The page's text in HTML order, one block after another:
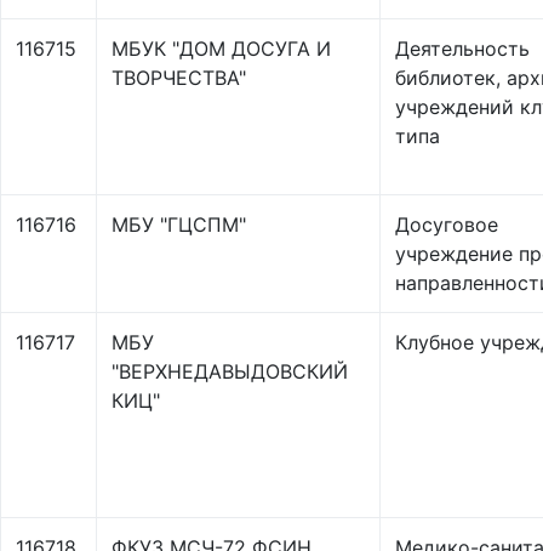
116715
МБУК "ДОМ ДОСУГА И
ТВОРЧЕСТВА"
Деятельность
библиотек,
учреждений
типа
116716 МБУ "ГЦСПМ"
Досуговое
учреждение
116717
МБУ
"ВЕРХНЕДАВЫДОВСКИЙ
КИЦ"
Клубное